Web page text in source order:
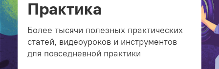
Практика
Более тысячи полезных практических
статей, видеоуроков и инструментов
для повседневной практики